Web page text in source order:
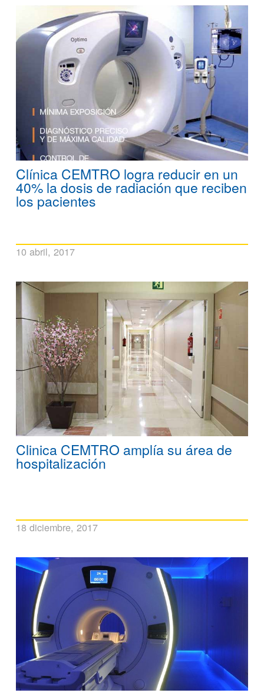
Clínica CEMTRO logra reducir en un
40% la dosis de radiación que reciben
los pacientes
10 abril, 2017
Clinica CEMTRO amplía su área de
hospitalización
18 diciembre, 2017